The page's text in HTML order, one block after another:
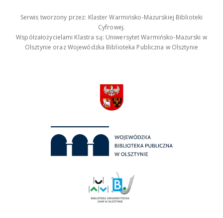
Serwis tworzony przez: Klaster Warmińsko-Mazurskiej Biblioteki
Cyfrowej.
Współzałożycielami Klastra są: Uniwersytet Warmińsko-Mazurski w
Olsztynie oraz Wojewódzka Biblioteka Publiczna w Olsztynie